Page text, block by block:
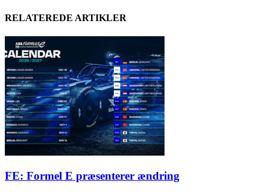
RELATEREDE ARTIKLER
FE: Formel E præsenterer ændring